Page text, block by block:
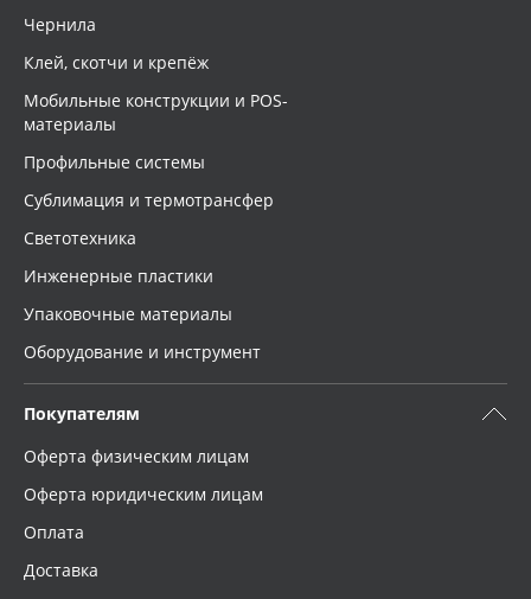
Чернила
Клей, скотчи и крепёж
Мобильные конструкции и POS-
материалы
Профильные системы
Сублимация и термотрансфер
Светотехника
Инженерные пластики
Упаковочные материалы
Оборудование и инструмент
Покупателям
Оферта физическим лицам
Оферта юридическим лицам
Оплата
Доставка